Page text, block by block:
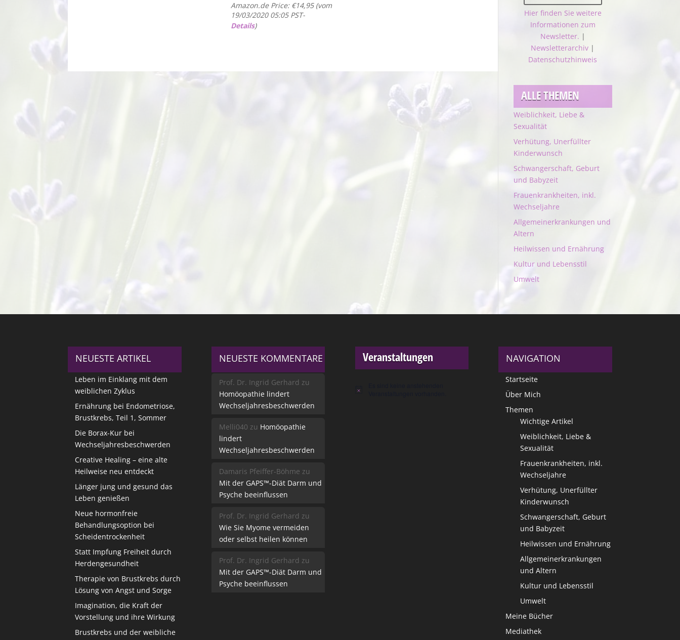
Amazon.de Price: €14,95(vom
19/03/2020 05:05 PST-
Details)
Hier finden Sie weitere
Informationen zum
Newsletter. |
Newsletterarchiv |
Datenschutzhinweis
ALLE THEMEN
Weiblichkeit, Liebe &
Sexualität
Verhütung, Unerfüllter
Kinderwunsch
Schwangerschaft, Geburt
und Babyzeit
Frauenkrankheiten, inkl.
Wechseljahre
Allgemeinerkrankungen und
Altern
Heilwissen und Ernährung
Kultur und Lebensstil
Umwelt
NEUESTE ARTIKEL
Leben im Einklang mit dem
weiblichen Zyklus
Ernährung bei Endometriose,
Brustkrebs, Teil 1, Sommer
Die Borax-Kur bei
Wechseljahresbeschwerden
Creative Healing – eine alte
Heilweise neu entdeckt
Länger jung und gesund das
Leben genießen
Neue hormonfreie
Behandlungsoption bei
Scheidentrockenheit
Statt Impfung Freiheit durch
Herdengesundheit
Therapie von Brustkrebs durch
Lösung von Angst und Sorge
Imagination, die Kraft der
Vorstellung und ihre Wirkung
Brustkrebs und der weibliche
NEUESTE KOMMENTARE
Prof. Dr. Ingrid Gerhard zu
Homöopathie lindert
Wechseljahresbeschwerden
Melli040 zu Homöopathie
lindert
Wechseljahresbeschwerden
Damaris Pfeiffer-Böhme zu
Mit der GAPS™-Diät Darm und
Psyche beeinflussen
Prof. Dr. Ingrid Gerhard zu
Wie Sie Myome vermeiden
oder selbst heilen können
Prof. Dr. Ingrid Gerhard zu
Mit der GAPS™-Diät Darm und
Psyche beeinflussen
Veranstaltungen
Hinweis
NAVIGATION
Startseite
Über Mich
Themen
Wichtige Artikel
Weiblichkeit, Liebe &
Sexualität
Frauenkrankheiten, inkl.
Wechseljahre
Verhütung, Unerfüllter
Kinderwunsch
Schwangerschaft, Geburt
und Babyzeit
Heilwissen und Ernährung
Allgemeinerkrankungen
und Altern
Kultur und Lebensstil
Umwelt
Meine Bücher
Mediathek